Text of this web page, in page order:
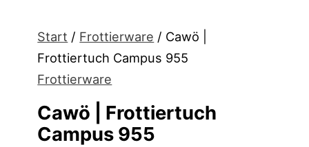
Start / Frottierware / Cawö |
Frottiertuch Campus 955
Frottierware
Cawö | Frottiertuch
Campus 955